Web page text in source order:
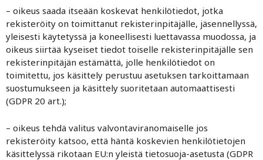
– oikeus saada itseään koskevat henkilötiedot, jotka
rekisteröity on toimittanut rekisterinpitäjälle, jäsennellyssä,
yleisesti käytetyssä ja koneellisesti luettavassa muodossa, ja
oikeus siirtää kyseiset tiedot toiselle rekisterinpitäjälle sen
rekisterinpitäjän estämättä, jolle henkilötiedot on
toimitettu, jos käsittely perustuu asetuksen tarkoittamaan
suostumukseen ja käsittely suoritetaan automaattisesti
(GDPR 20 art.);
– oikeus tehdä valitus valvontaviranomaiselle jos
rekisteröity katsoo, että häntä koskevien henkilötietojen
käsittelyssä rikotaan EU:n yleistä tietosuoja-asetusta (GDPR